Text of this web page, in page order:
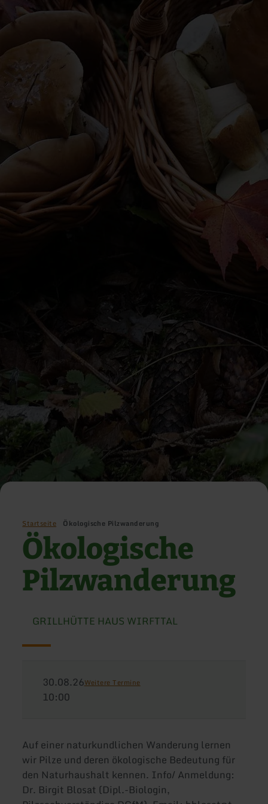
Startseite Ökologische Pilzwanderung
Ökologische
Pilzwanderung
GRILLHÜTTE HAUS WIRFTTAL
30.08.26Weitere Termine
10:00
Auf einer naturkundlichen Wanderung lernen
wir Pilze und deren ökologische Bedeutung für
den Naturhaushalt kennen. Info/ Anmeldung:
Dr. Birgit Blosat (Dipl.-Biologin,